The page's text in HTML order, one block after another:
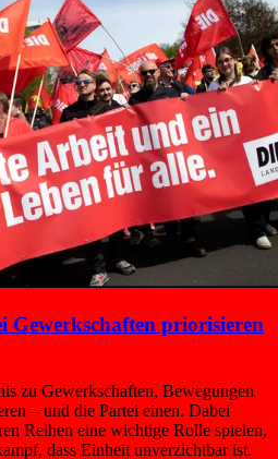
priorisieren
zu Gewerkschaften, Bewegungen
– und die Partei einen. Dabei
Reihen eine wichtige Rolle spielen,
dass Einheit unverzichtbar ist.